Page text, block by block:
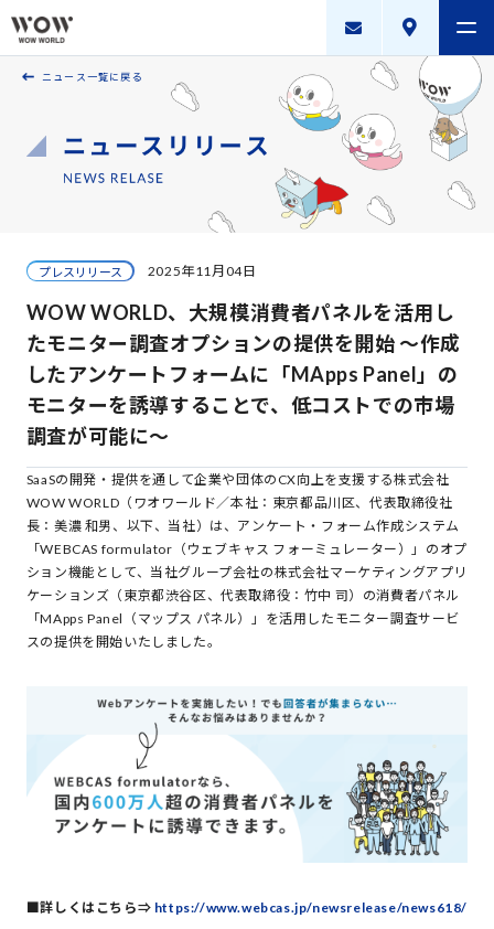
会社案内
採用案内
WOW WORLD GROUP
お問い合わせ ｜個人情報保護方針 ｜情報セキュリティ方針 ｜
新規お取引に関する留意事項
Copyright © WOW WORLD Inc. All Rights Reserved.
ニュース一覧に戻る
プレスリリース 2025年11月04日
WOW WORLD、大規模消費者パネルを活用し
たモニター調査オプションの提供を開始 ～作成
したアンケートフォームに「MApps Panel」の
モニターを誘導することで、低コストでの市場
調査が可能に～
SaaSの開発・提供を通して企業や団体のCX向上を支援する株式会社
WOW WORLD（ワオワールド／本社：東京都品川区、代表取締役社
長：美濃 和男、以下、当社）は、アンケート・フォーム作成システム
「WEBCAS formulator（ウェブキャス フォーミュレーター）」のオプ
ション機能として、当社グループ会社の株式会社マーケティングアプリ
ケーションズ（東京都渋谷区、代表取締役：竹中 司）の消費者パネル
「MApps Panel（マップス パネル）」を活用したモニター調査サービ
スの提供を開始いたしました。
■詳しくはこちら⇒ https://www.webcas.jp/newsrelease/news618/